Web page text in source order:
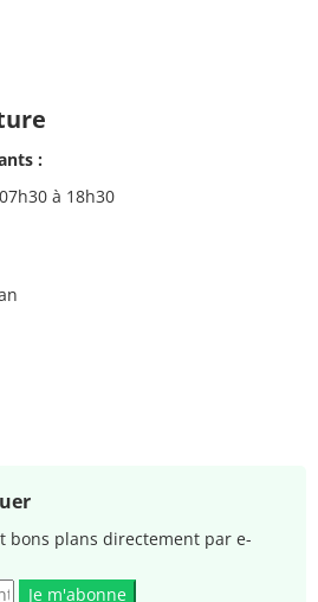
:
à 18h30
bons plans directement par e-
Je m'abonne